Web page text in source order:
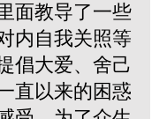
面教导了一些
内自我关照等
倡大爱、舍己
直以来的困惑